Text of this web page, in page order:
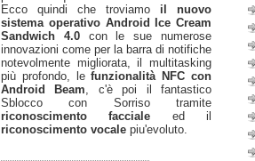
Ecco quindi che troviamo il nuovo
sistema operativo Android Ice Cream
Sandwich 4.0 con le sue numerose
innovazioni come per la barra di notifiche
notevolmente migliorata, il multitasking
più profondo, lefunzionalità NFC con
Android Beam , c'è poi il fantastico
Sblocco con Sorriso tramite
riconoscimento facciale ed il
riconoscimento vocale piu'evoluto.